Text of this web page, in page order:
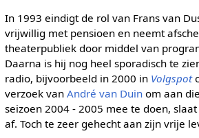
In 1993 eindigt de rol van Frans van
vrijwillig met pensioen en neemt
theaterpubliek door middel van
Daarna is hij nog heel sporadisch te
radio, bijvoorbeeld in 2000 in Volgspot
verzoek van André van Duinom aan
seizoen 2004 - 2005 mee te doen,
af. Toch te zeer gehecht aan zijn vrije